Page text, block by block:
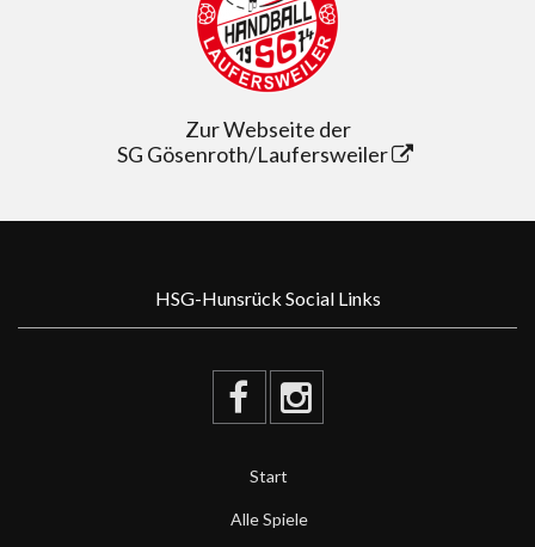
Zur Webseite der
SG Gösenroth/Laufersweiler
HSG-Hunsrück Social Links
Start
Alle Spiele